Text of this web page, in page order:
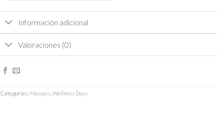
Información adicional
Valoraciones (0)
Categorías: Masajes ,Wellness Days